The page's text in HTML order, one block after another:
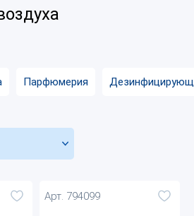
Парфюмерия
Арт. 794099